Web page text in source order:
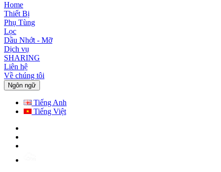
Home
Thiết Bị
Phụ Tùng
Lọc
Dầu Nhớt - Mỡ
Dịch vụ
SHARING
Liên hệ
Về chúng tôi
Ngôn ngữ
Tiếng Anh
Tiếng Việt